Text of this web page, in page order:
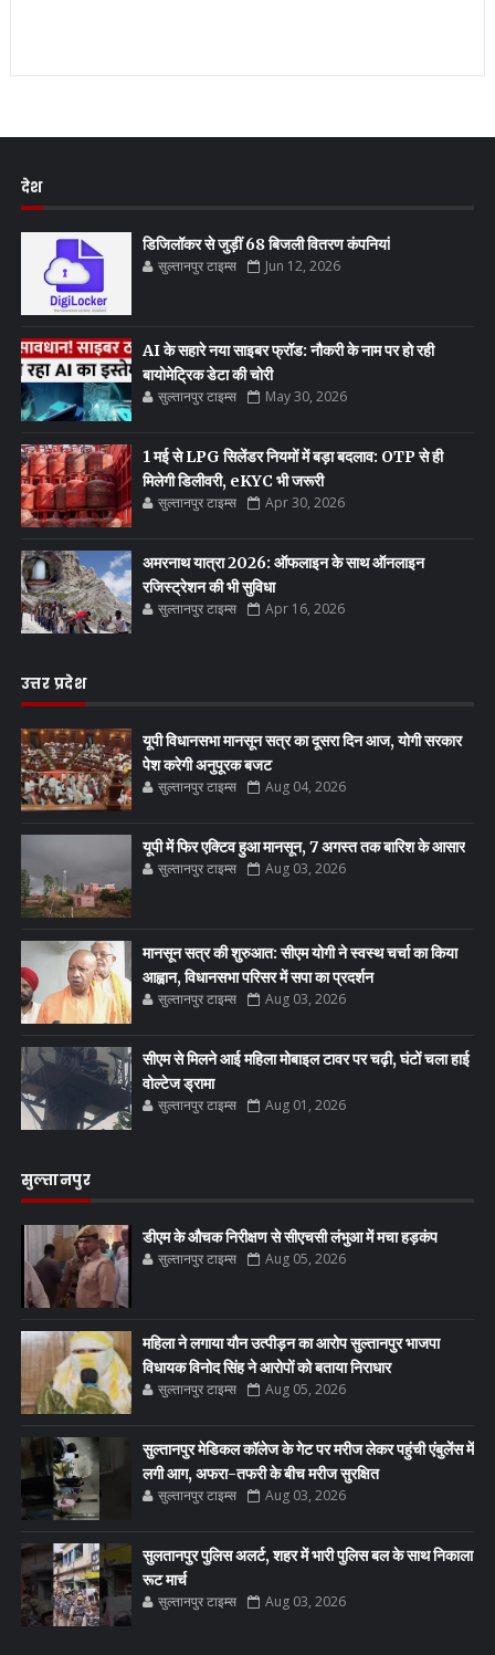
देश
डिजिलॉकर से जुड़ीं 68 बिजली वितरण कंपनियां
सुल्तानपुर टाइम्स Jun 12, 2026
AI के सहारे नया साइबर फ्रॉड: नौकरी के नाम पर हो रही
बायोमेट्रिक डेटा की चोरी
सुल्तानपुर टाइम्स May 30, 2026
1 मई से LPG सिलेंडर नियमों में बड़ा बदलाव: OTP से ही
मिलेगी डिलीवरी, eKYC भी जरूरी
सुल्तानपुर टाइम्स Apr 30, 2026
अमरनाथ यात्रा 2026: ऑफलाइन के साथ ऑनलाइन
रजिस्ट्रेशन की भी सुविधा
सुल्तानपुर टाइम्स Apr 16, 2026
उत्तर प्रदेश
यूपी विधानसभा मानसून सत्र का दूसरा दिन आज, योगी सरकार
पेश करेगी अनुपूरक बजट
सुल्तानपुर टाइम्स Aug 04, 2026
यूपी में फिर एक्टिव हुआ मानसून, 7 अगस्त तक बारिश के आसार
सुल्तानपुर टाइम्स Aug 03, 2026
मानसून सत्र की शुरुआत: सीएम योगी ने स्वस्थ चर्चा का किया
आह्वान, विधानसभा परिसर में सपा का प्रदर्शन
सुल्तानपुर टाइम्स Aug 03, 2026
सीएम से मिलने आई महिला मोबाइल टावर पर चढ़ी, घंटों चला हाई
वोल्टेज ड्रामा
सुल्तानपुर टाइम्स Aug 01, 2026
सुल्तानपुर
डीएम के औचक निरीक्षण से सीएचसी लंभुआ में मचा हड़कंप
सुल्तानपुर टाइम्स Aug 05, 2026
महिला ने लगाया यौन उत्पीड़न का आरोप सुल्तानपुर भाजपा
विधायक विनोद सिंह ने आरोपों को बताया निराधार
सुल्तानपुर टाइम्स Aug 05, 2026
सुल्तानपुर मेडिकल कॉलेज के गेट पर मरीज लेकर पहुंची एंबुलेंस में
लगी आग, अफरा-तफरी के बीच मरीज सुरक्षित
सुल्तानपुर टाइम्स Aug 03, 2026
सुलतानपुर पुलिस अलर्ट, शहर में भारी पुलिस बल के साथ निकाला
रूट मार्च
सुल्तानपुर टाइम्स Aug 03, 2026